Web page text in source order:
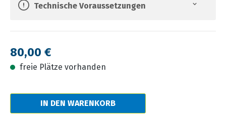
Technische Voraussetzungen
Regulärer Preis:
80,00 €
freie Plätze vorhanden
IN DEN WARENKORB